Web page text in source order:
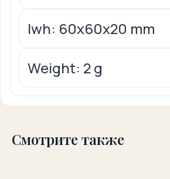
lwh: 60x60x20 mm
Weight: 2 g
Смотрите также